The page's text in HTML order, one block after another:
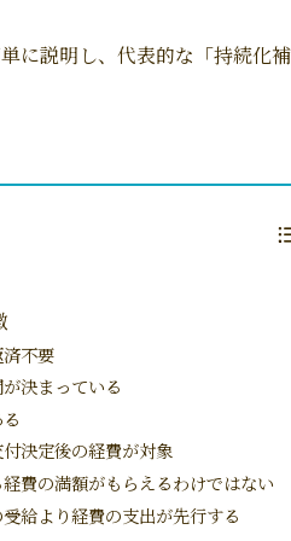
に説明し、代表的な「持続化
不要
決まっている
決定後の経費が対象
費の満額がもらえるわけではない
給より経費の支出が先行する